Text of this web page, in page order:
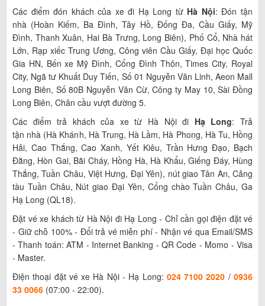
Các điểm đón khách của xe đi Hạ Long từ Hà Nội: Đón tận
nhà (Hoàn Kiếm, Ba Đình, Tây Hồ, Đống Đa, Cầu Giấy, Mỹ
Đình, Thanh Xuân, Hai Bà Trưng, Long Biên), Phố Cổ, Nhà hát
Lớn, Rạp xiếc Trung Ương, Công viên Cầu Giấy, Đại học Quốc
Gia HN, Bến xe Mỹ Đình, Cổng Đình Thôn, Times City, Royal
City, Ngã tư Khuất Duy Tiến, Số 01 Nguyễn Văn Linh, Aeon Mall
Long Biên, Số 80B Nguyễn Văn Cừ, Công ty May 10, Sài Đồng
Long Biên, Chân cầu vượt đường 5.
Các điểm trả khách của xe từ Hà Nội đi Hạ Long: Trả
tận nhà (Hà Khánh, Hà Trung, Hà Lầm, Hà Phong, Hà Tu, Hồng
Hải, Cao Thắng, Cao Xanh, Yết Kiêu, Trần Hưng Đạo, Bạch
Đằng, Hòn Gai, Bãi Cháy, Hồng Hà, Hà Khẩu, Giếng Đáy, Hùng
Thắng, Tuần Châu, Việt Hưng, Đại Yên), nút giao Tân An, Cảng
tàu Tuần Châu, Nút giao Đại Yên, Cổng chào Tuần Châu, Ga
Hạ Long (QL18).
Đặt vé xe khách từ Hà Nội đi Hạ Long - Chỉ cần gọi điện đặt vé
- Giữ chỗ 100% - Đổi trả vé miễn phí - Nhận vé qua Email/SMS
- Thanh toán: ATM - Internet Banking - QR Code - Momo - Visa
- Master.
Điện thoại đặt vé xe Hà Nội - Hạ Long: 024 7100 2020 /0936
33 0066 (07:00 - 22:00).